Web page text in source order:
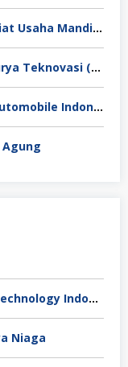
Lowongan Kerja PT Bangkitgiat Usaha Mandiri (NT Corp)
Lowongan Kerja PT Kemas Surya Teknovasi (FlexyPack)
Lowongan Kerja PT VinFast Automobile Indonesia
Lowongan Kerja PT Smoore Technology Indonesia
Niaga